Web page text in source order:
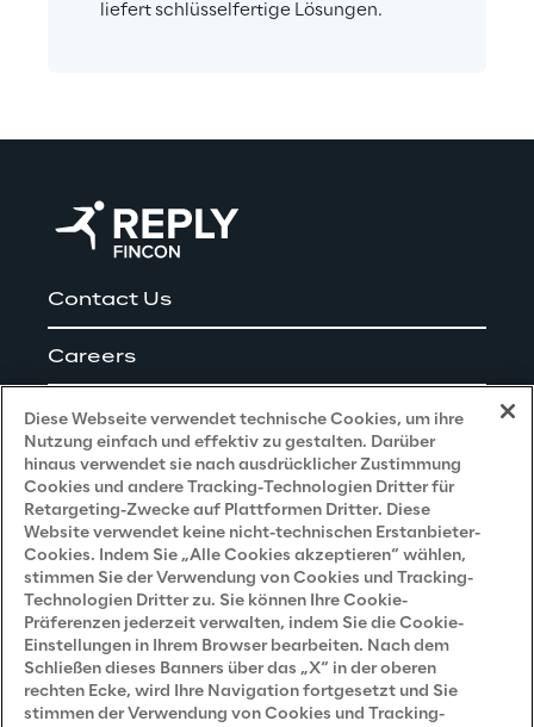
liefert schlüsselfertige Lösungen.
Contact Us
Careers
Impressum
Privacy and Legal
Datenschutz- und Cookie Richtlinie
Datenschutzhinweis(Bewerber)
Datenschutzhinweis (Kunden)
Datenschutzhinweis(Dienstleister)
Diese Webseite verwendet technische Cookies, um ihre
Nutzung einfach und effektiv zu gestalten. Darüber
hinaus verwendet sie nach ausdrücklicher Zustimmung
Cookies und andere Tracking-Technologien Dritter für
Retargeting-Zwecke auf Plattformen Dritter. Diese
Website verwendet keine nicht-technischen Erstanbieter-
Cookies. Indem Sie „Alle Cookies akzeptieren“ wählen,
stimmen Sie der Verwendung von Cookies und Tracking-
Technologien Dritter zu. Sie können Ihre Cookie-
Präferenzen jederzeit verwalten, indem Sie die Cookie-
Einstellungen in Ihrem Browser bearbeiten. Nach dem
Schließen dieses Banners über das „X“ in der oberen
rechten Ecke, wird Ihre Navigation fortgesetzt und Sie
stimmen der Verwendung von Cookies und Tracking-